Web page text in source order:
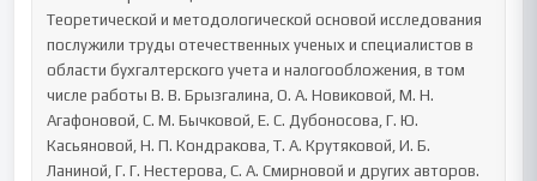
Теоретической и методологической основой исследования
послужили труды отечественных ученых и специалистов в
области бухгалтерского учета и налогообложения, в том
числе работы В. В. Брызгалина, О. А. Новиковой, М. Н.
Агафоновой, С. М. Бычковой, Е. С. Дубоносова, Г. Ю.
Касьяновой, Н. П. Кондракова, Т. А. Крутяковой, И. Б.
Ланиной, Г. Г. Нестерова, С. А. Смирновой и других авторов.